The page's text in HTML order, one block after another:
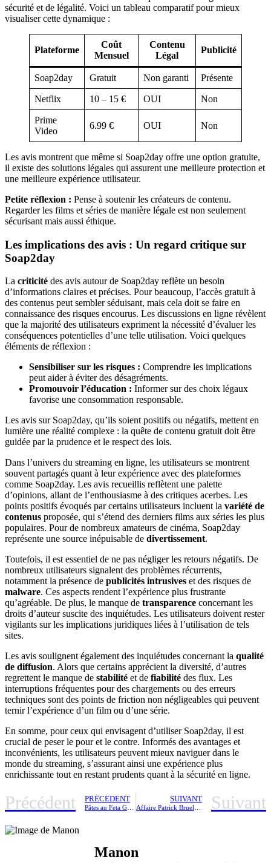
sécurité et de légalité. Voici un tableau comparatif pour mieux
visualiser cette dynamique :
Plateforme
Coût
Mensuel
Contenu
Légal
Publicité
Soap2day Gratuit Non garanti Présente
Netflix 10 – 15 € OUI Non
Prime
Video
6.99 € OUI Non
Les avis montrent que même si Soap2day offre une option gratuite,
il existe des solutions légales qui assurent une meilleure protection et
une meilleure expérience utilisateur.
Petite réflexion : Pense à soutenir les créateurs de contenu.
Regarder les films et séries de manière légale est non seulement
sécurisant mais aussi éthique.
Les implications des avis : Un regard critique sur
Soap2day
La criticité des avis autour de Soap2day reflète un besoin
d’informations claires et précises. Pour beaucoup, l’accès gratuit à
des contenus peut sembler séduisant, mais cela doit se faire en
connaissance des risques encourus. Les discussions en ligne révèlent
que la majorité des utilisateurs expriment la nécessité d’évaluer les
conséquences potentielles d’une telle utilisation. Voici quelques
éléments de réflexion :
Sensibiliser sur les risques : Comprendre les implications
peut aider à éviter des désagréments.
Promouvoir l’éducation : Informer sur des choix légaux
favorise une consommation responsable.
Les avis sur Soap2day, qu’ils soient positifs ou négatifs, mettent en
lumière une réalité complexe : la quête de contenu gratuit doit être
guidée par la prudence et le respect des lois.
Dans l’univers du streaming en ligne, les utilisateurs se montrent
souvent partagés quant à leur expérience avec des plateformes
comme Soap2day. Les avis recueillis reflètent une palette
d’opinions, allant de l’enthousiasme à des critiques acerbes. Les
points positifs évoqués par certains utilisateurs incluent la variété de
contenus proposée, qui s’étend des derniers films aux séries les plus
populaires. Pour de nombreux amateurs de cinéma, Soap2day
représente une source inépuisable de divertissement.
Toutefois, il est essentiel de ne pas négliger les retours négatifs. De
nombreux utilisateurs signalent des problèmes récurrents,
notamment la présence de publicités intrusives et des risques de
malware. Ces aspects rendent l’expérience plus frustrante
qu’agréable. De plus, le manque de transparence concernant les
droits d’auteur suscite des inquiétudes. Les utilisateurs doivent rester
vigilants sur les implications juridiques liées à l’utilisation de tels
sites.
Les avis soulignent également des inquiétudes concernant la qualité
de diffusion. Alors que certains apprécient la diversité, d’autres
regrettent le manque de stabilité et de fiabilité des flux. Les
interruptions fréquentes pour des chargements ou des erreurs
techniques sont des points de friction non négligeables qui peuvent
ternir l’expérience d’un film ou d’une série.
En somme, pour ceux qui envisagent d’utiliser Soap2day, il est
crucial de peser le pour et le contre. Informés des avantages et
inconvénients, les utilisateurs peuvent mieux naviguer dans le
monde du streaming, s’assurant ainsi une expérience plus
enrichissante tout en restant prudents quant à la sécurité en ligne.
Précédent PRÉCÉDENT SUIVANT Suivant
Manon